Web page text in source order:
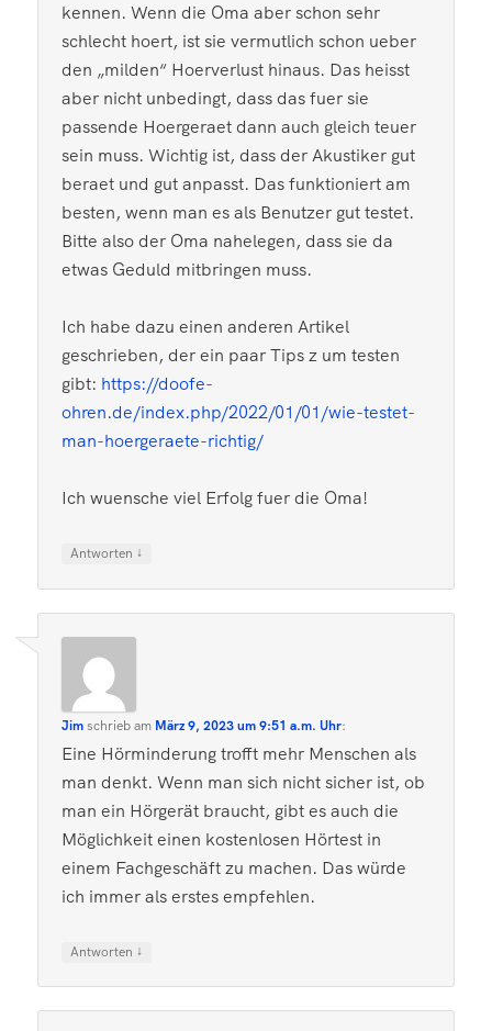
kennen. Wenn die Oma aber schon sehr
schlecht hoert, ist sie vermutlich schon ueber
den „milden“ Hoerverlust hinaus. Das heisst
aber nicht unbedingt, dass das fuer sie
passende Hoergeraet dann auch gleich teuer
sein muss. Wichtig ist, dass der Akustiker gut
beraet und gut anpasst. Das funktioniert am
besten, wenn man es als Benutzer gut testet.
Bitte also der Oma nahelegen, dass sie da
etwas Geduld mitbringen muss.
Ich habe dazu einen anderen Artikel
geschrieben, der ein paar Tips z um testen
gibt: https://doofe-
ohren.de/index.php/2022/01/01/wie-testet-
man-hoergeraete-richtig/
Ich wuensche viel Erfolg fuer die Oma!
Antworten ↓
Jimschriebam März 9, 2023 um 9:51 a.m. Uhr:
Eine Hörminderung trofft mehr Menschen als
man denkt. Wenn man sich nicht sicher ist, ob
man ein Hörgerät braucht, gibt es auch die
Möglichkeit einen kostenlosen Hörtest in
einem Fachgeschäft zu machen. Das würde
ich immer als erstes empfehlen.
Antworten ↓